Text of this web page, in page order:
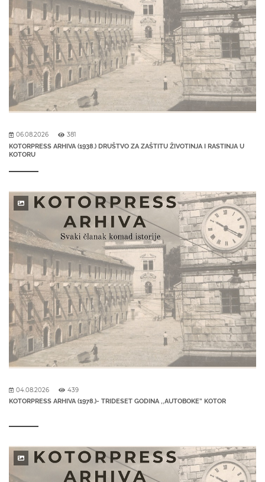
06.08.2026 381
KOTORPRESS ARHIVA (1938.) DRUŠTVO ZA ZAŠTITU ŽIVOTINJA I RASTINJA U
KOTORU
04.08.2026 439
KOTORPRESS ARHIVA (1978.)- TRIDESET GODINA ,,AUTOBOKE” KOTOR